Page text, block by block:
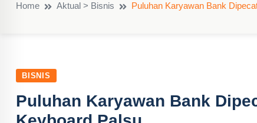
Home Aktual > Bisnis Puluhan Karyawan Bank
BISNIS
Puluhan Karyawan Bank